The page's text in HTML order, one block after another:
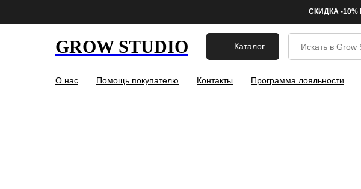
СКИДКА -
GROW STUDIO Каталог
О нас Помощь покупателю Контакты Программа лояльности